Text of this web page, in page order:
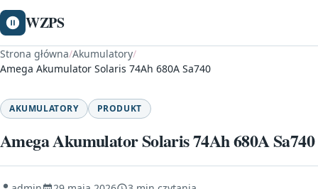
WZPS
Strona główna/Akumulatory/
Amega Akumulator Solaris 74Ah 680A Sa740
AKUMULATORY PRODUKT
Amega Akumulator Solaris 74Ah 680A Sa740